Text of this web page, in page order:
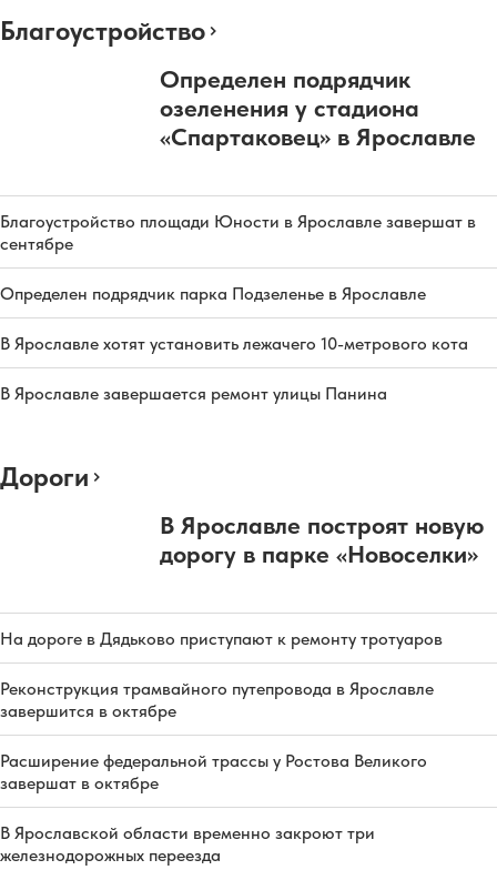
Благоустройство
Определен подрядчик
озеленения у стадиона
«Спартаковец» в Ярославле
Благоустройство площади Юности в Ярославле завершат в
сентябре
Определен подрядчик парка Подзеленье в Ярославле
В Ярославле хотят установить лежачего 10-метрового кота
В Ярославле завершается ремонт улицы Панина
Дороги
В Ярославле построят новую
дорогу в парке «Новоселки»
На дороге в Дядьково приступают к ремонту тротуаров
Реконструкция трамвайного путепровода в Ярославле
завершится в октябре
Расширение федеральной трассы у Ростова Великого
завершат в октябре
В Ярославской области временно закроют три
железнодорожных переезда